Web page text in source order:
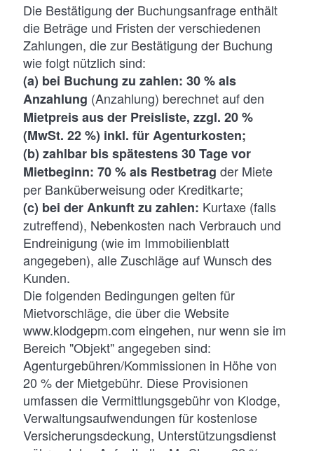
Die Bestätigung der Buchungsanfrage enthält
die Beträge und Fristen der verschiedenen
Zahlungen, die zur Bestätigung der Buchung
wie folgt nützlich sind:
(a) bei Buchung zu zahlen: 30 % als
Anzahlung (Anzahlung) berechnet auf den
Mietpreis aus der Preisliste, zzgl. 20 %
(MwSt. 22 %) inkl. für Agenturkosten;
(b) zahlbar bis spätestens 30 Tage vor
Mietbeginn: 70 % als Restbetrag der Miete
per Banküberweisung oder Kreditkarte;
(c) bei der Ankunft zu zahlen: Kurtaxe (falls
zutreffend), Nebenkosten nach Verbrauch und
Endreinigung (wie im Immobilienblatt
angegeben), alle Zuschläge auf Wunsch des
Kunden.
Die folgenden Bedingungen gelten für
Mietvorschläge, die über die Website
www.klodgepm.com eingehen, nur wenn sie im
Bereich "Objekt" angegeben sind:
Agenturgebühren/Kommissionen in Höhe von
20 % der Mietgebühr. Diese Provisionen
umfassen die Vermittlungsgebühr von Klodge,
Verwaltungsaufwendungen für kostenlose
Versicherungsdeckung, Unterstützungsdienst